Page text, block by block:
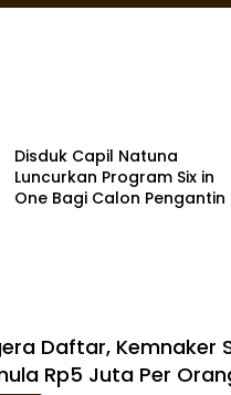
Disduk Capil Natuna
Luncurkan Program Six in
One Bagi Calon Pengantin
Daftar, Kemnaker
Rp5 Juta Per